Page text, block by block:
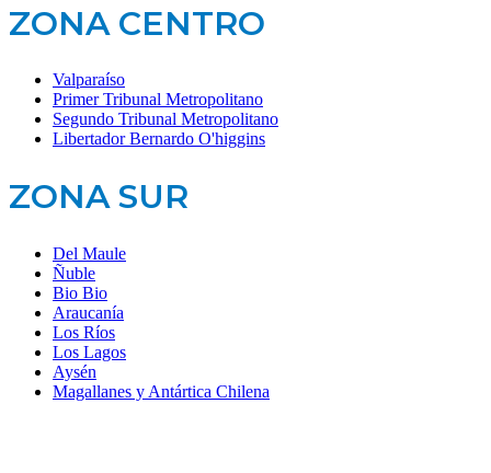
ZONA CENTRO
Valparaíso
Primer Tribunal Metropolitano
Segundo Tribunal Metropolitano
Libertador Bernardo O'higgins
ZONA SUR
Del Maule
Ñuble
Bio Bio
Araucanía
Los Ríos
Los Lagos
Aysén
Magallanes y Antártica Chilena